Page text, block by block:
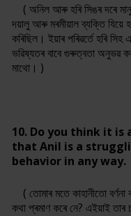
( অনিল আৰু হৰি সিঙৰ দৰে
দয়ালু আৰু মৰমীয়াল ব্যক্তি যিয়ে
কৰিছিল। ইয়াৰ পৰিৱৰ্তে হৰি
ভৱিষ্যতৰ বাবে গুৰুত্বতা অনুভৱ
মাথো। )
10. Do you think it
that Anil is a
behavior in any way.
( তোমাৰ মতে কাহানীতো
কথা প্ৰমাণ কৰে নে? এইয়াই তাৰ